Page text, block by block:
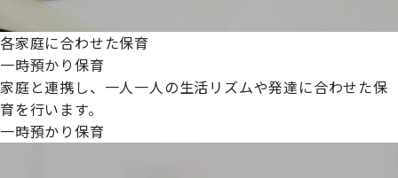
各家庭に合わせた保育
一時預かり保育
家庭と連携し、一人一人の生活リズムや発達に合わせた保
育を行います。
一時預かり保育